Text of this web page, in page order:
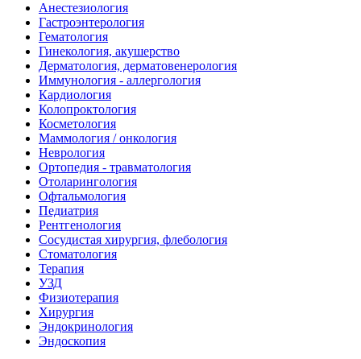
Анестезиология
Гастроэнтерология
Гематология
Гинекология, акушерство
Дерматология, дерматовенерология
Иммунология - аллергология
Кардиология
Колопроктология
Косметология
Маммология / онкология
Неврология
Ортопедия - травматология
Отоларингология
Офтальмология
Педиатрия
Рентгенология
Сосудистая хирургия, флебология
Стоматология
Терапия
УЗД
Физиотерапия
Хирургия
Эндокринология
Эндоскопия